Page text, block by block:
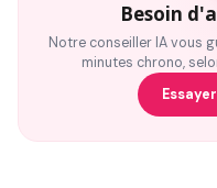
Besoin
Notre conseiller IA vous
minutes chrono,